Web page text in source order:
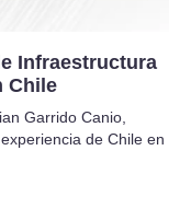
Infraestructura
Chile
Garrido Canio,
de Chile en